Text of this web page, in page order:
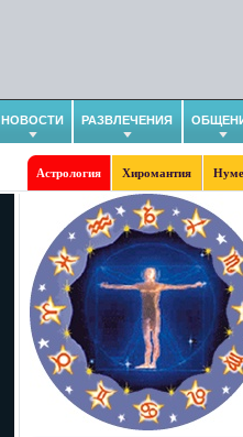
НОВОСТИ РАЗВЛЕЧЕНИЯ
Астрология Хиромантия